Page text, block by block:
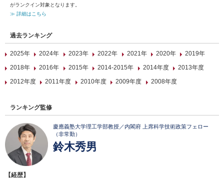
がランクイン対象となります。
≫ 詳細はこちら
過去ランキング
2025年 2024年 2023年 2022年 2021年 2020年
2019年
2018年
2016年 2015年 2014-2015年 2014年度
2013年度
2012年度
2011年度 2010年度 2009年度 2008年度
ランキング監修
慶應義塾大学理工学部教授／内閣府 上席科学技術政策フェロー
（非常勤）
鈴木秀男
【経歴】